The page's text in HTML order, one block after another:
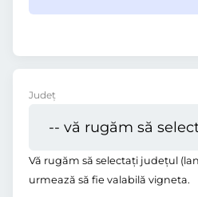
Județ
Vă rugăm să selectați județul
urmează să fie valabilă vigneta.